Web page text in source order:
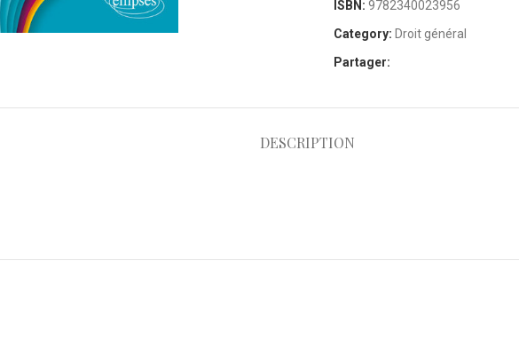
ISBN: 9782340023956
Category: Droit général
Partager:
DESCRIPTION